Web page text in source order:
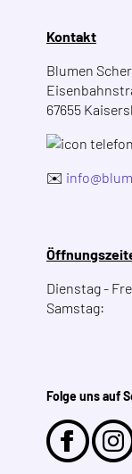
Kontakt
Blumen
67655
✉️
Dienstag -
Samstag:
Folge uns auf